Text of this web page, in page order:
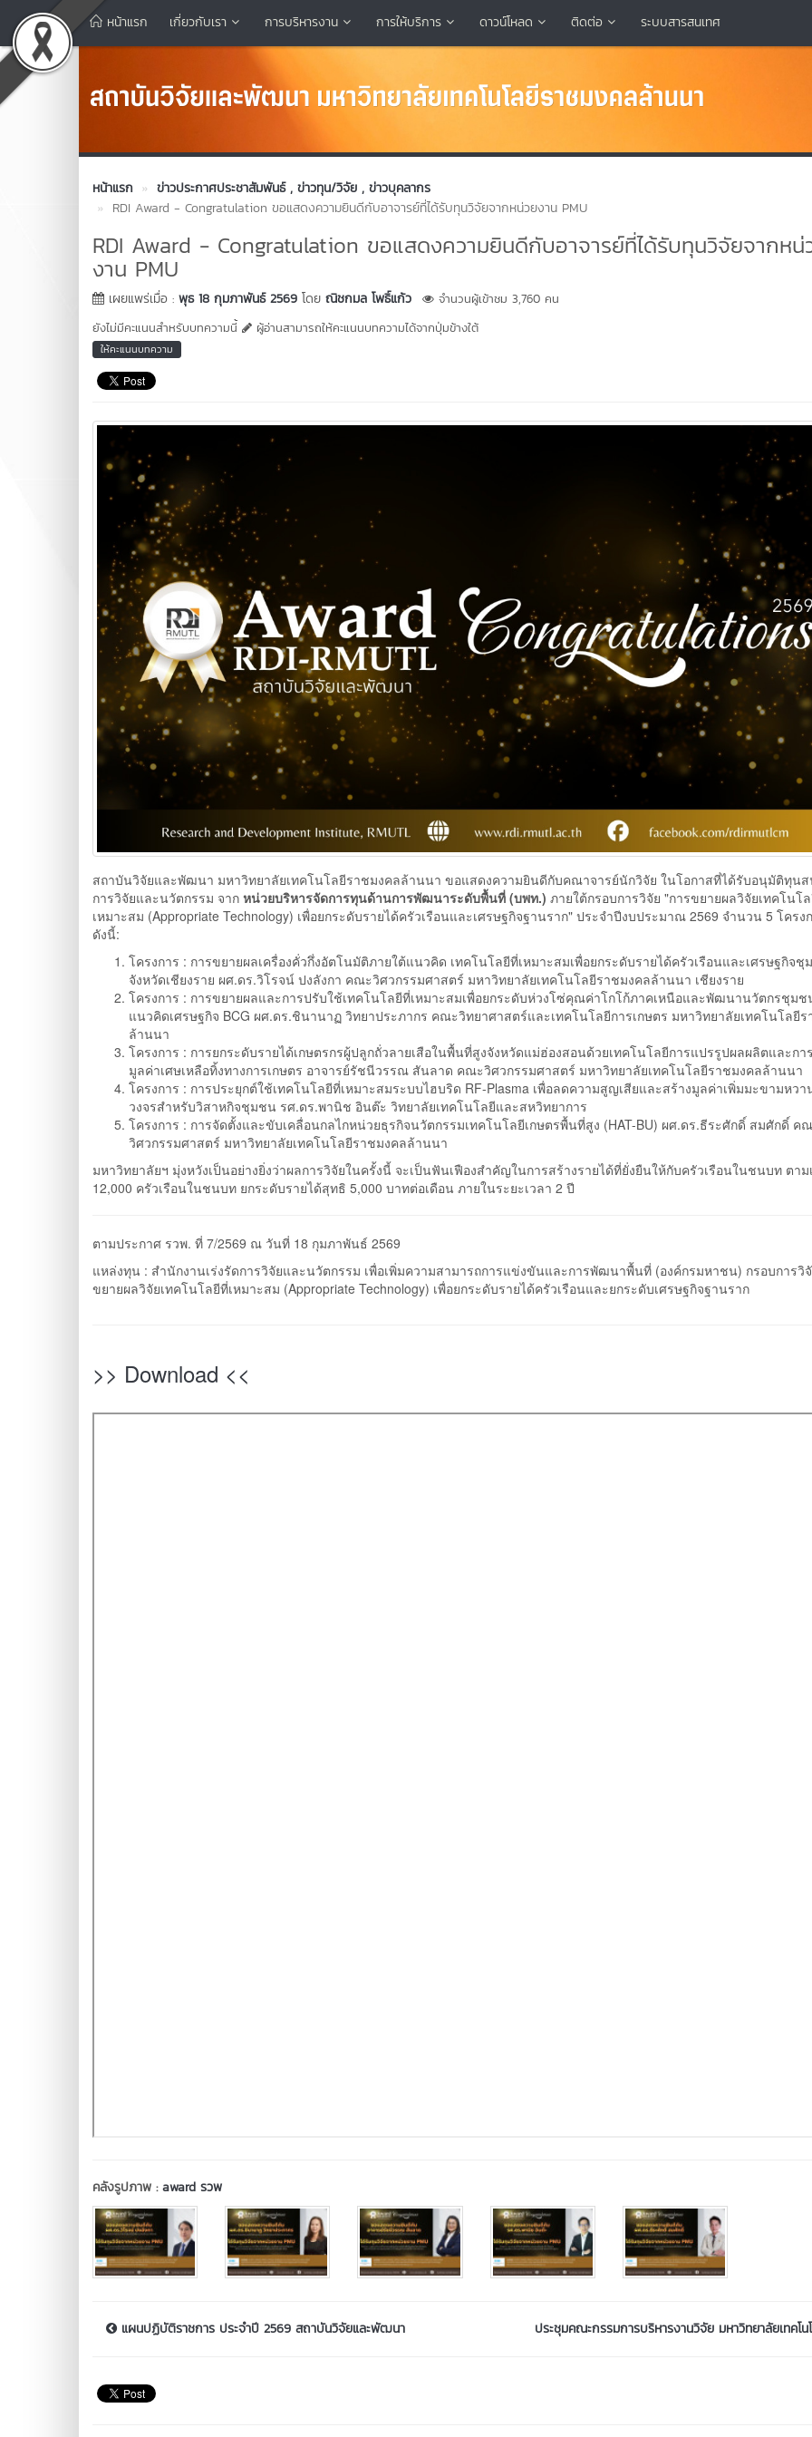
หน้าแรก เกี่ยวกับเรา การบริหารงาน การให้บริการ ดาวน์โหลด ติดต่อ ระบบสารสนเทศ
หน้าแรก ข่าวประกาศประชาสัมพันธ์ , ข่าวทุน/วิจัย , ข่าวบุคลากร
RDI Award - Congratulation ขอแสดงความยินดีกับอาจารย์ที่ได้รับทุนวิจัยจากหน่วยงาน PMU
RDI Award - Congratulation ขอแสดงความยินดีกับอาจารย์ที่ได้รับทุนวิจัยจากหน่
งาน PMU
เผยแพร่เมื่อ : พุธ 18 กุมภาพันธ์ 2569 โดย ณิชกมล โพธิ์แก้ว
จำนวนผู้เข้าชม 3,760 คน
ยังไม่มีคะแนนสำหรับบทความนี้
ผู้อ่านสามารถให้คะแนนบทความได้จากปุ่มข้างใต้
ให้คะแนนบทความ
สถาบันวิจัยและพัฒนา มหาวิทยาลัยเทคโนโลยีราชมงคลล้านนา ขอแสดงความยินดีกับคณาจารย์นักวิจัย ในโอกาสที่ได้รับอนุมัติทุน
การวิจัยและนวัตกรรม จาก หน่วยบริหารจัดการทุนด้านการพัฒนาระดับพื้นที่ (บพท.) ภายใต้กรอบการวิจัย "การขยายผลวิจัยเทคโนโ
เหมาะสม (Appropriate Technology) เพื่อยกระดับรายได้ครัวเรือนและเศรษฐกิจฐานราก" ประจำปีงบประมาณ 2569 จำนวน 5 โครง
ดังนี้:
โครงการ : การขยายผลเครื่องคั่วกึ่งอัตโนมัติภายใต้แนวคิด เทคโนโลยีที่เหมาะสมเพื่อยกระดับรายได้ครัวเรือนและเศรษฐกิจชุ
จังหวัดเชียงราย ผศ.ดร.วิโรจน์ ปงลังกา คณะวิศวกรรมศาสตร์ มหาวิทยาลัยเทคโนโลยีราชมงคลล้านนา เชียงราย
โครงการ : การขยายผลและการปรับใช้เทคโนโลยีที่เหมาะสมเพื่อยกระดับห่วงโซ่คุณค่าโกโก้ภาคเหนือและพัฒนานวัตกรชุมช
แนวคิดเศรษฐกิจ BCG ผศ.ดร.ชินานาฏ วิทยาประภากร คณะวิทยาศาสตร์และเทคโนโลยีการเกษตร มหาวิทยาลัยเทคโนโลยี
ล้านนา
โครงการ : การยกระดับรายได้เกษตรกรผู้ปลูกถั่วลายเสือในพื้นที่สูงจังหวัดแม่ฮ่องสอนด้วยเทคโนโลยีการแปรรูปผลผลิตและกา
มูลค่าเศษเหลือทิ้งทางการเกษตร อาจารย์รัชนีวรรณ สันลาด คณะวิศวกรรมศาสตร์ มหาวิทยาลัยเทคโนโลยีราชมงคลล้านนา
โครงการ : การประยุกต์ใช้เทคโนโลยีที่เหมาะสมระบบไฮบริด RF-Plasma เพื่อลดความสูญเสียและสร้างมูลค่าเพิ่มมะขามหวา
วงจรสำหรับวิสาหกิจชุมชน รศ.ดร.พานิช อินต๊ะ วิทยาลัยเทคโนโลยีและสหวิทยาการ
โครงการ : การจัดตั้งและขับเคลื่อนกลไกหน่วยธุรกิจนวัตกรรมเทคโนโลยีเกษตรพื้นที่สูง (HAT-BU) ผศ.ดร.ธีระศักดิ์ สมศักดิ์ ค
วิศวกรรมศาสตร์ มหาวิทยาลัยเทคโนโลยีราชมงคลล้านนา
มหาวิทยาลัยฯ มุ่งหวังเป็นอย่างยิ่งว่าผลการวิจัยในครั้งนี้ จะเป็นฟันเฟืองสำคัญในการสร้างรายได้ที่ยั่งยืนให้กับครัวเรือนในชนบท ตาม
12,000 ครัวเรือนในชนบท ยกระดับรายได้สุทธิ 5,000 บาทต่อเดือน ภายในระยะเวลา 2 ปี
ตามประกาศ รวพ. ที่ 7/2569 ณ วันที่ 18 กุมภาพันธ์ 2569
แหล่งทุน : สำนักงานเร่งรัดการวิจัยและนวัตกรรม เพื่อเพิ่มความสามารถการแข่งขันและการพัฒนาพื้นที่ (องค์กรมหาชน) กรอบการวิ
ขยายผลวิจัยเทคโนโลยีที่เหมาะสม (Appropriate Technology) เพื่อยกระดับรายได้ครัวเรือนและยกระดับเศรษฐกิจฐานราก
>> Download <<
คลังรูปภาพ :award รวพ
แผนปฏิบัติราชการ ประจำปี 2569 สถาบันวิจัยและพัฒนา ประชุมคณะกรรมการบริหารงานวิจัย มหาวิทยาลัยเทคโน